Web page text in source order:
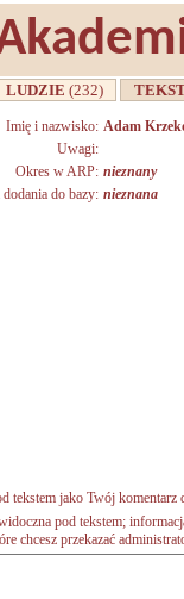
LUDZIE(232)
Imię i nazwisko: Adam
Uwagi:
Okres w ARP: nieznany
dodania do bazy: nieznana
tekstem jako Twój komentarz
pod tekstem;
chcesz przekazać